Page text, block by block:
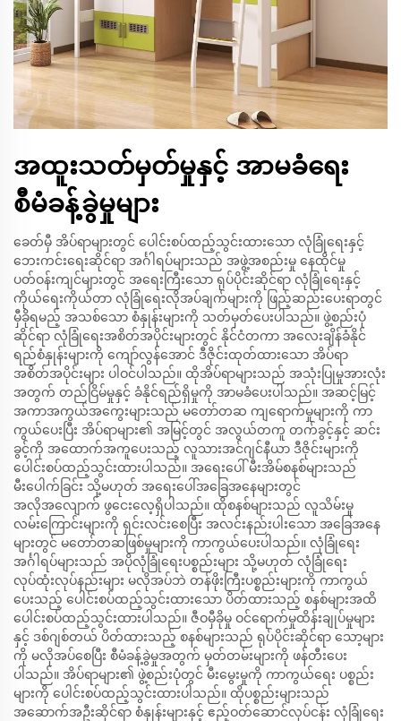
အထူးသတ်မှတ်မှုနှင့် အာမခံရေး
စီမံခန့်ခွဲမှုများ
ခေတ်မှီ အိပ်ရာများတွင် ပေါင်းစပ်ထည့်သွင်းထားသော လုံခြုံရေးနှင့်
ဘေးကင်းရေးဆိုင်ရာ အင်္ဂါရပ်များသည် အဖွဲ့အစည်းမှု နေထိုင်မှု
ပတ်ဝန်းကျင်များတွင် အရေးကြီးသော ရုပ်ပိုင်းဆိုင်ရာ လုံခြုံရေးနှင့်
ကိုယ်ရေးကိုယ်တာ လုံခြုံရေးလိုအပ်ချက်များကို ဖြည့်ဆည်းပေးရာတွင်
မှီခိုရမည့် အသစ်သော စံနှုန်းများကို သတ်မှတ်ပေးပါသည်။ ဖွဲ့စည်းပုံ
ဆိုင်ရာ လုံခြုံရေးအစိတ်အပိုင်းများတွင် နိုင်ငံတကာ အလေးချိန်ခံနိုင်
ရည်စံနှုန်းများကို ကျော်လွန်အောင် ဒီဇိုင်းထုတ်ထားသော အိပ်ရာ
အစိတ်အပိုင်းများ ပါဝင်ပါသည်။ ထိုအိပ်ရာများသည် အသုံးပြုမှုအားလုံး
အတွက် တည်ငြိမ်မှုနှင့် ခံနိုင်ရည်ရှိမှုကို အာမခံပေးပါသည်။ အဆင့်မြင့်
အကာအကွယ်အကွေးများသည် မတော်တဆ ကျရောက်မှုများကို ကာ
ကွယ်ပေးပြီး အိပ်ရာများ၏ အမြင့်တွင် အလွယ်တကူ တက်ခွင့်နှင့် ဆင်း
ခွင့်ကို အထောက်အကူပေးသည့် လူသားအင်ဂျင်နီယာ ဒီဇိုင်းများကို
ပေါင်းစပ်ထည့်သွင်းထားပါသည်။ အရေးပေါ် မီးအိမ်စနစ်များသည်
မီးပေါက်ခြင်း သို့မဟုတ် အရေးပေါ်အခြေအနေများတွင်
အလိုအလျောက် ဖွငေးလေ့ရှိပါသည်။ ထိုစနစ်များသည် လူသိမ်းမှု
လမ်းကြောင်းများကို ရှင်းလင်းစေပြီး အလင်းနည်းပါးသော အခြေအနေ
များတွင် မတော်တဆဖြစ်မှုများကို ကာကွယ်ပေးပါသည်။ လုံခြုံရေး
အင်္ဂါရပ်များသည် အပိုလုံခြုံရေးပစ္စည်းများ သို့မဟုတ် လုံခြုံရေး
လုပ်ထုံးလုပ်နည်းများ မလိုအပ်ဘဲ တန်ဖိုးကြီးပစ္စည်းများကို ကာကွယ်
ပေးသည့် ပေါင်းစပ်ထည့်သွင်းထားသော ပိတ်ထားသည့် စနစ်များအထိ
ပေါင်းစပ်ထည့်သွင်းထားပါသည်။ ဇီဝမှီခိုမှု ဝင်ရောက်မှုထိန်းချုပ်မှုများ
နှင့် ဒစ်ဂျစ်တယ် ပိတ်ထားသည့် စနစ်များသည် ရုပ်ပိုင်းဆိုင်ရာ သော့များ
ကို မလိုအပ်စေပြီး စီမံခန့်ခွဲမှုအတွက် မှတ်တမ်းများကို ဖန်တီးပေး
ပါသည်။ အိပ်ရာများ၏ ဖွဲ့စည်းပုံတွင် မီးမွေးမှုကို ကာကွယ်ရေး ပစ္စည်း
များကို ပေါင်းစပ်ထည့်သွင်းထားပါသည်။ ထိုပစ္စည်းများသည်
အဆောက်အဦးဆိုင်ရာ စံနှုန်းများနှင့် ဧည့်ဝတ်ဆောင်လုပ်ငန်း လုံခြုံရေး